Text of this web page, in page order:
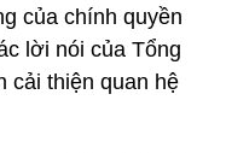
của chính quyền
lời nói của Tổng
cải thiện quan hệ